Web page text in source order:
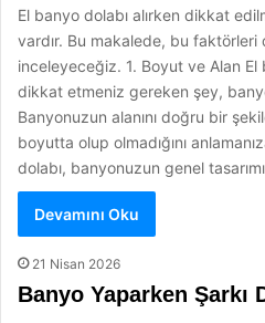
El banyo dolabı alırken dikkat
vardır. Bu makalede, bu faktörleri
inceleyeceğiz. 1. Boyut ve Alan El
dikkat etmeniz gereken şey,
Banyonuzun alanını doğru bir
boyutta olup olmadığını
dolabı, banyonuzun genel
Devamını Oku
21 Nisan 2026
Banyo Yaparken Şarkı